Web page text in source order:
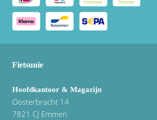
Fietsunie
Hoofdkantoor & Magazijn
Oosterbracht 14
7821 CJ Emmen